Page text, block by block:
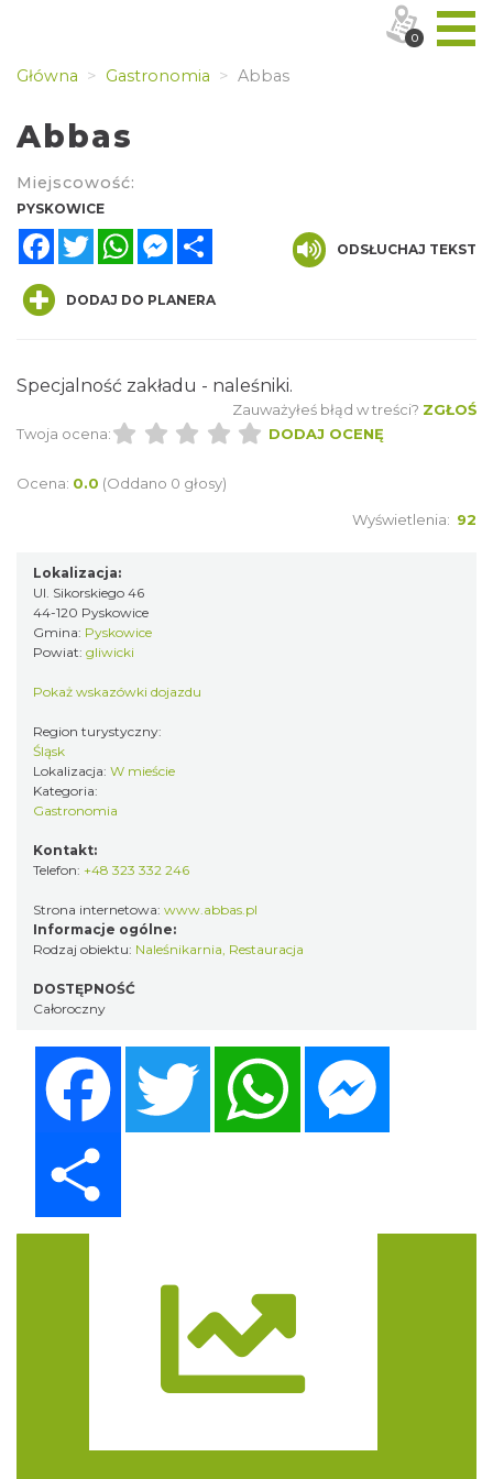
Główna Gastronomia Abbas
Abbas
Miejscowość:
PYSKOWICE
FacebookTwitterWhatsAppMessenger
ODSŁUCHAJ TEKST
DODAJ DO PLANERA
Specjalność zakładu - naleśniki.
Zauważyłeś błąd w treści? ZGŁOŚ
Twoja ocena:
DODAJ OCENĘ
Ocena: 0.0 (Oddano 0 głosy)
Wyświetlenia: 92
Lokalizacja:
Ul. Sikorskiego 46
44-120 Pyskowice
Gmina: Pyskowice
Powiat: gliwicki
Pokaż wskazówki dojazdu
Region turystyczny:
Śląsk
Lokalizacja: W mieście
Kategoria:
Gastronomia
Kontakt:
Telefon: +48 323 332 246
Strona internetowa: www.abbas.pl
Informacje ogólne:
Rodzaj obiektu: Naleśnikarnia, Restauracja
DOSTĘPNOŚĆ
Całoroczny
Twitter WhatsApp
0